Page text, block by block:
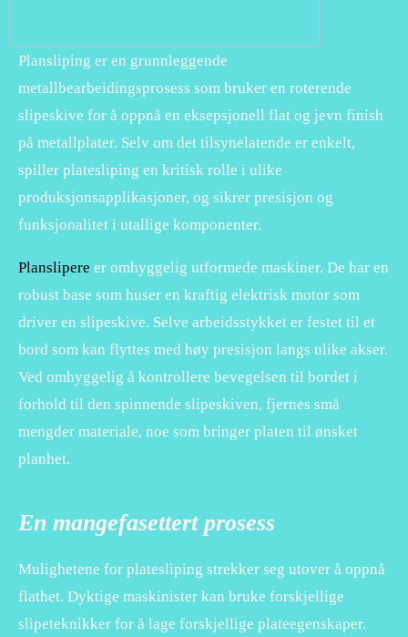
Plansliping er en grunnleggende
metallbearbeidingsprosess som bruker en roterende
slipeskive for å oppnå en eksepsjonell flat og jevn finish
på metallplater. Selv om det tilsynelatende er enkelt,
spiller platesliping en kritisk rolle i ulike
produksjonsapplikasjoner, og sikrer presisjon og
funksjonalitet i utallige komponenter.
Planslipere er omhyggelig utformede maskiner. De har en
robust base som huser en kraftig elektrisk motor som
driver en slipeskive. Selve arbeidsstykket er festet til et
bord som kan flyttes med høy presisjon langs ulike akser.
Ved omhyggelig å kontrollere bevegelsen til bordet i
forhold til den spinnende slipeskiven, fjernes små
mengder materiale, noe som bringer platen til ønsket
planhet.
En mangefasettert prosess
Mulighetene for platesliping strekker seg utover å oppnå
flathet. Dyktige maskinister kan bruke forskjellige
slipeteknikker for å lage forskjellige plateegenskaper.